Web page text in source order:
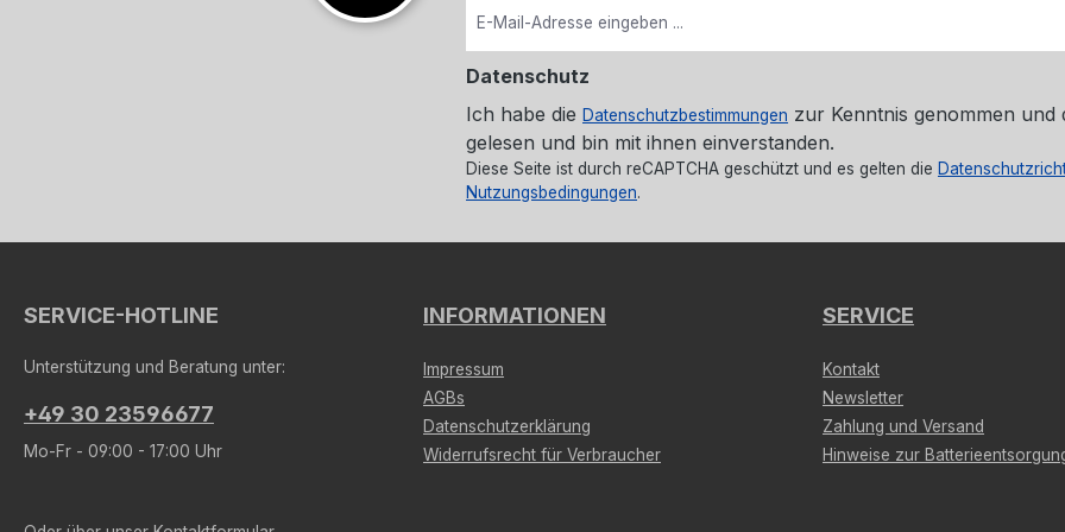
Datenschutz
Ich habe die Datenschutzbestimmungen zur Kenntnis genommen und
gelesen und bin mit ihnen einverstanden.
Diese Seite ist durch reCAPTCHA geschützt und es gelten die
Nutzungsbedingungen.
SERVICE-HOTLINE
Unterstützung und Beratung unter:
+49 30 23596677
Mo-Fr - 09:00 - 17:00 Uhr
INFORMATIONEN
Impressum
AGBs
Datenschutzerklärung
Widerrufsrecht für Verbraucher
SERVICE
Kontakt
Newsletter
Zahlung und Versand
Hinweise zur